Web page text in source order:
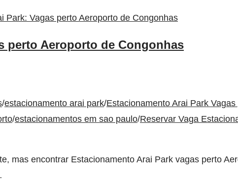
perto Aeroporto de Congonhas
/estacionamento arai park/Estacionamento Arai Park
/estacionamentos em sao paulo/Reservar Vaga
mas encontrar Estacionamento Arai Park vagas perto